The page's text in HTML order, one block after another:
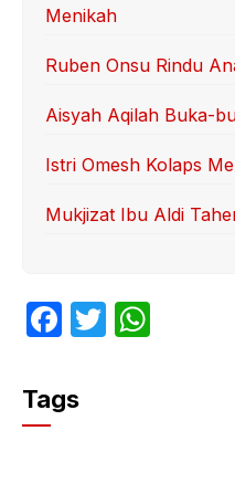
Menikah
Ruben Onsu Rindu
Aisyah Aqilah Buka-
Istri Omesh Kolaps
Mukjizat Ibu Aldi
F
c
e
T
Tags